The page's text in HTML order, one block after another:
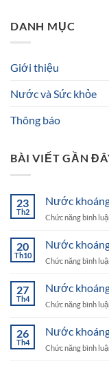
DANH MỤC
Giới thiệu
Nước và Sức khỏe
Thông báo
BÀI VIẾT GẦN
23
Th2
Nước
Chức năng bình
20
Th10
Nước
Chức năng bình
27
Th4
Nước
Chức năng bình
26
Th4
Nước
Chức năng bình